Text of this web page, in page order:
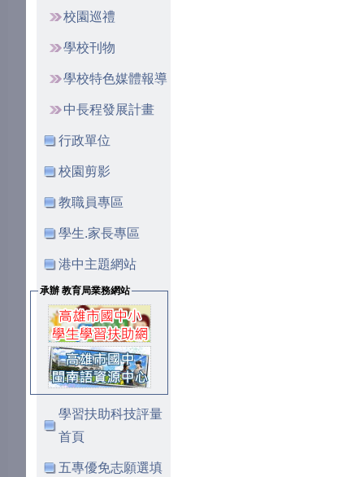
校園巡禮
學校刊物
學校特色媒體報導
中長程發展計畫
行政單位
校園剪影
教職員專區
學生.家長專區
港中主題網站
承辦 教育局業務網站
學習扶助科技評量
首頁
五專優免志願選填